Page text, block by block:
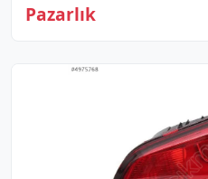
Pazarlık